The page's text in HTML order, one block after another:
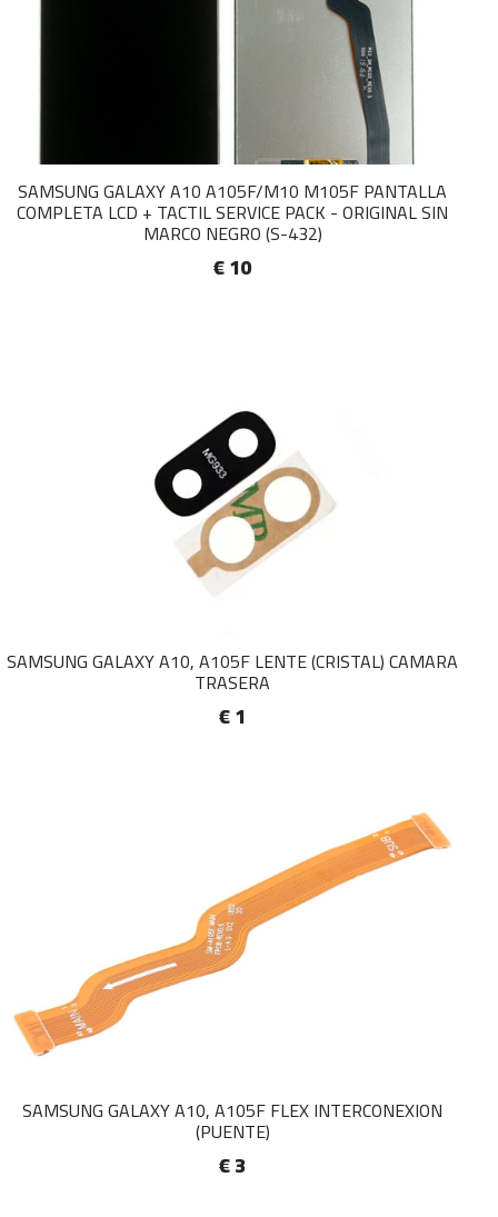
SAMSUNG GALAXY A10 A105F/M10 M105F PANTALLA
COMPLETA LCD + TACTIL SERVICE PACK - ORIGINAL SIN
MARCO NEGRO (S-432)
€ 10
SAMSUNG GALAXY A10, A105F LENTE (CRISTAL) CAMARA
TRASERA
€ 1
SAMSUNG GALAXY A10, A105F FLEX INTERCONEXION
(PUENTE)
€ 3